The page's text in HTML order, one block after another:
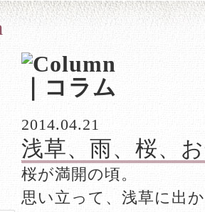
2014.04.21
浅草、雨、桜、
桜が満開の頃。
思い立って、浅草に出